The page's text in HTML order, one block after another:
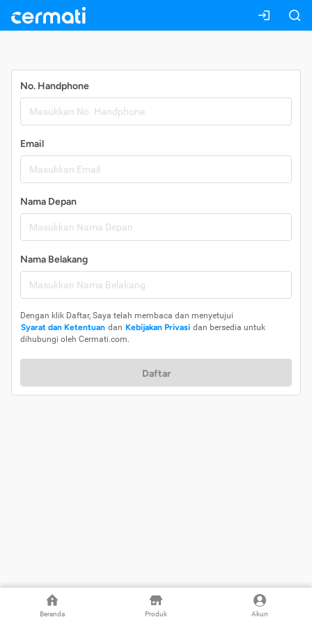
Beranda Produk Akun
No. Handphone
Email
Nama Depan
Nama Belakang
Dengan klik Daftar, Saya telah membaca dan menyetujui
Syarat dan Ketentuan dan Kebijakan Privasi dan bersedia untuk
dihubungi oleh Cermati.com.
Daftar